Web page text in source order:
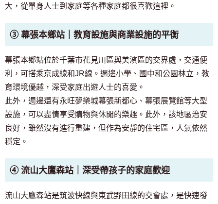
大，從單身人士到家庭等各種家庭都很喜歡這裡。
③ 幕張本鄉站｜教育設施與商業設施的平衡
幕張本鄉站位於千葉市花見川區與美濱區的交界處，交通便
利，可搭乘京成線和JR線。週邊小學、國中和公園林立，教
育環境優越，深受家庭出遊人士的喜愛。
此外，週邊還有永旺夢樂城幕張新都心、幕張展覽館等大型
設施，可以盡情享受購物與休閒的樂趣。此外，該地區治安
良好，雖然沒有進行重建，但作為安靜的住宅區，人氣依然
穩定。
④ 流山大鷹森站｜深受帶孩子的家庭歡迎
流山大鷹森站是筑波快線與東武野田線的交會處，是快速發